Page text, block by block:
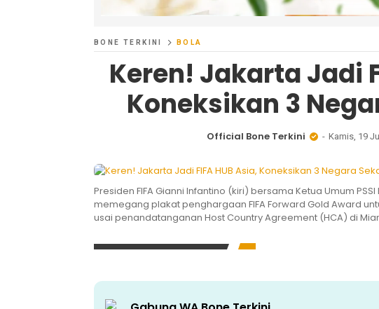
BONE TERKINI BOLA
Keren! Jakarta Jadi
Koneksikan 3
Official Bone Terkini Kamis, 19
Presiden FIFA Gianni Infantino (kiri) bersama Ketua Umum
memegang plakat penghargaan FIFA Forward Gold Award
usai penandatanganan Host Country Agreement (HCA) di